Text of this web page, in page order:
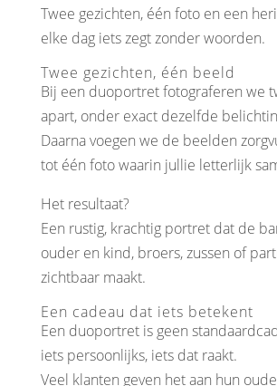
Twee gezichten, één foto en een
elke dag iets zegt zonder woorden.
Twee gezichten, één beeld
Bij een duoportret fotograferen we
apart, onder exact dezelfde
Daarna voegen we de beelden
tot één foto waarin jullie letterlijk
Het resultaat?
Een rustig, krachtig portret dat de
ouder en kind, broers, zussen of
zichtbaar maakt.
Een cadeau dat iets betekent
Een duoportret is geen
iets persoonlijks, iets dat raakt.
Veel klanten geven het aan hun